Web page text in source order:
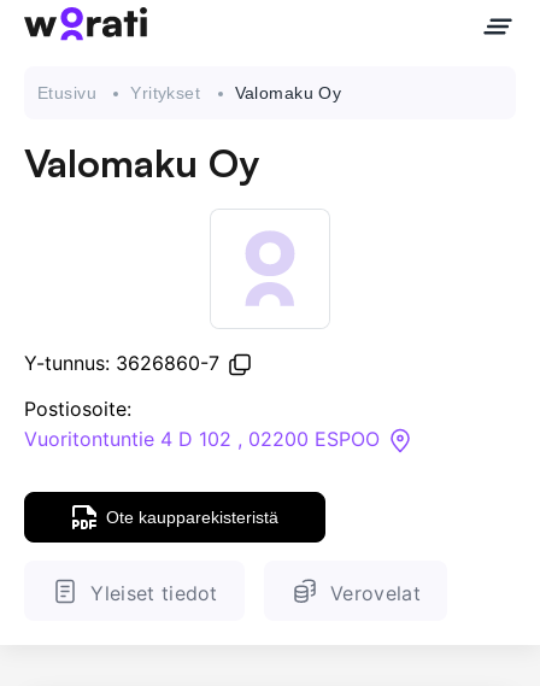
API
Tietopankki
ENGLANTI SUOMALAINEN
Etusivu Yritykset Valomaku Oy
Valomaku Oy
Y-tunnus: 3626860-7
Postiosoite:
Vuoritontuntie 4 D 102 , 02200 ESPOO
Ote kaupparekisteristä
Yleiset tiedot Verovelat